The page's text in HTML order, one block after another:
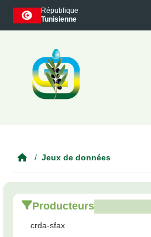
Skip to main content
République
Tunisienne
Jeux de données
Producteurs
crda-sfax